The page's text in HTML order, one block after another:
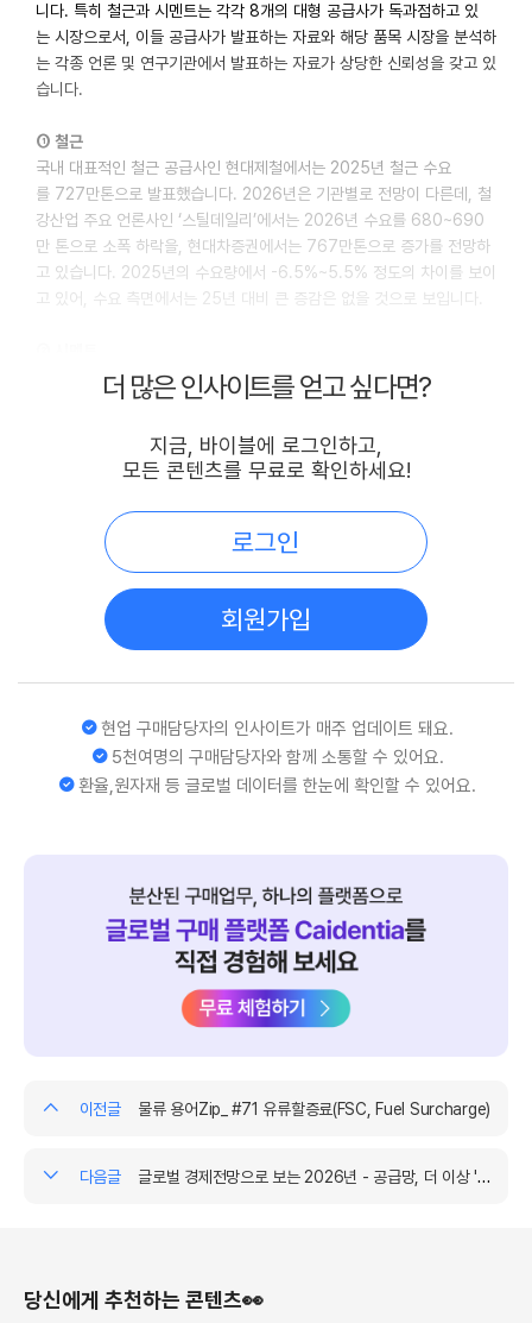
니다. 특히 철근과 시멘트는 각각 8개의 대형 공급사가 독과점하고 있
는 시장으로서, 이들 공급사가 발표하는 자료와 해당 품목 시장을 분석하
는 각종 언론 및 연구기관에서 발표하는 자료가 상당한 신뢰성을 갖고 있
습니다.
① 철근
국내 대표적인 철근 공급사인 현대제철에서는 2025년 철근 수요
를 727만톤으로 발표했습니다. 2026년은 기관별로 전망이 다른데, 철
강산업 주요 언론사인 ‘스틸데일리’에서는 2026년 수요를 680~690
만 톤으로 소폭 하락을, 현대차증권에서는 767만톤으로 증가를 전망하
고 있습니다. 2025년의 수요량에서 -6.5%~5.5% 정도의 차이를 보이
고 있어, 수요 측면에서는 25년 대비 큰 증감은 없을 것으로 보입니다.
한국시멘트협회에서는 2025년 시멘트 수요를 3,650만톤으로 발표했
습니다. 2026년은 국내 대표적인 시멘트 공급사 삼표산업에서 3610만
레미콘 역시 유사합니다. 삼표산업 삼표마켓리서치팀에서 2026년 레미
콘 수요를 9,110만㎥으로 2025년 9,150만㎥ 과 별 차이가 없을 것
으로 발표했습니다.
2026년 건설투자는 2% 가량 상승하지만, 주요 자재 공급사와 관련 기
관들은 건설자재 수요량이 25년과 유사하거나 소폭 하락할 것으로 전망
시장 단가의 움직임은?
담이 되고 있습니다.
② 시멘트
더 많은 인사이트를 얻고 싶다면?
지금, 바이블에 로그인하고,
모든 콘텐츠를 무료로 확인하세요!
로그인
회원가입
현업 구매담당자의 인사이트가 매주 업데이트 돼요.
5천여명의 구매담당자와 함께 소통할 수 있어요.
환율,원자재 등 글로벌 데이터를 한눈에 확인할 수 있어요.
이전글 물류 용어Zip_ #71 유류할증료(FSC, Fuel Surcharge)
다음글 글로벌 경제전망으로 보는 2026년 - 공급망, 더 이상 '비용 절감'이 아니라 '생존 무기'
당신에게 추천하는 콘텐츠👀